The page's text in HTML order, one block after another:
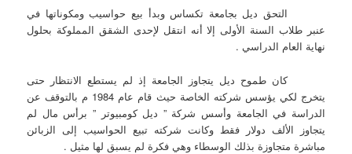
التحق ديل بجامعة تكساس وبدأ بيع حواسيب ومكوناتها في
عنبر طلاب السنة الأولى إلا أنه انتقل لإحدى الشقق المملوكة بحلول
نهاية العام الدراسي .
كان طموح ديل يتجاوز الجامعة إذ لم يستطع الانتظار حتى
يتخرج لكي يؤسس شركته الخاصة حيث قام عام 1984 م بالتوقف عن
الدراسة في الجامعة وأسس شركة ” ديل كومبيوتر ” برأس مال لم
يتجاوز الألف دولار فقط وكانت شركته تبيع الحواسيب إلى الزبائن
مباشرة متجاوزة بذلك الوسطاء وهي فكرة لم يسبق لها مثيل .